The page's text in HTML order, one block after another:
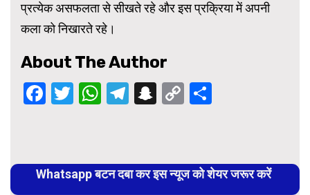
प्रत्येक असफलता से सीखते रहे और इस प्रक्रिया में अपनी
कला को निखारते रहे।
About The Author
Facebook
Twitter
WhatsApp
Telegram
Snapchat
Copy
Reading
Whatsapp बटन दबा कर इस न्यूज को शेयर जरूर करें